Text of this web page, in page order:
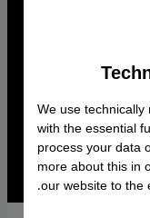
We use
with the essential
process your data
more about this in
our website to the